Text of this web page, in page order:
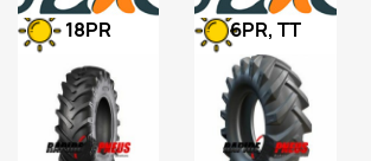
18PR 6PR, TT